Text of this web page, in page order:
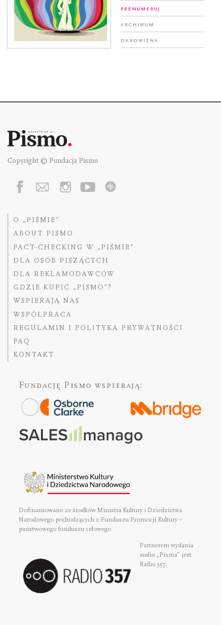
Prenumeruj
Archiwum
Darowizna
Copyright © Fundacja Pismo
O „PIŚMIE”
ABOUT PISMO
FACT-CHECKING W „PIŚMIE”
DLA OSÓB PISZĄCYCH
DLA REKLAMODAWCÓW
GDZIE KUPIĆ „PISMO”?
WSPIERAJĄ NAS
WSPÓŁPRACA
REGULAMIN I POLITYKA PRYWATNOŚCI
FAQ
KONTAKT
Fundację Pismo wspierają:
Dofinansowano ze środków Ministra Kultury i Dziedzictwa
Narodowego pochodzących z Funduszu Promocji Kultury –
państwowego funduszu celowego
Partnerem wydania
audio „Pisma” jest
Radio 357.